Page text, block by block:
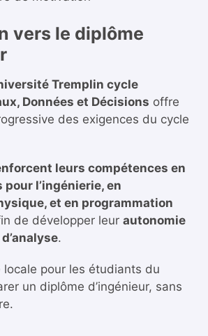
vers le diplôme
Tremplin cycle
Données et Décisions offre
des exigences du cycle
leurs compétences en
l’ingénierie, en
et en programmation
de développer leur autonomie
.
locale pour les étudiants du
un diplôme d’ingénieur, sans